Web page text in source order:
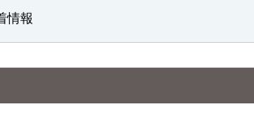
情報